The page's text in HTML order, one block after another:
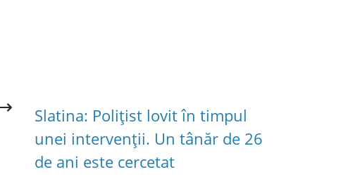
Slatina: Polițist lovit în timpul
unei intervenții. Un tânăr de 26
de ani este cercetat